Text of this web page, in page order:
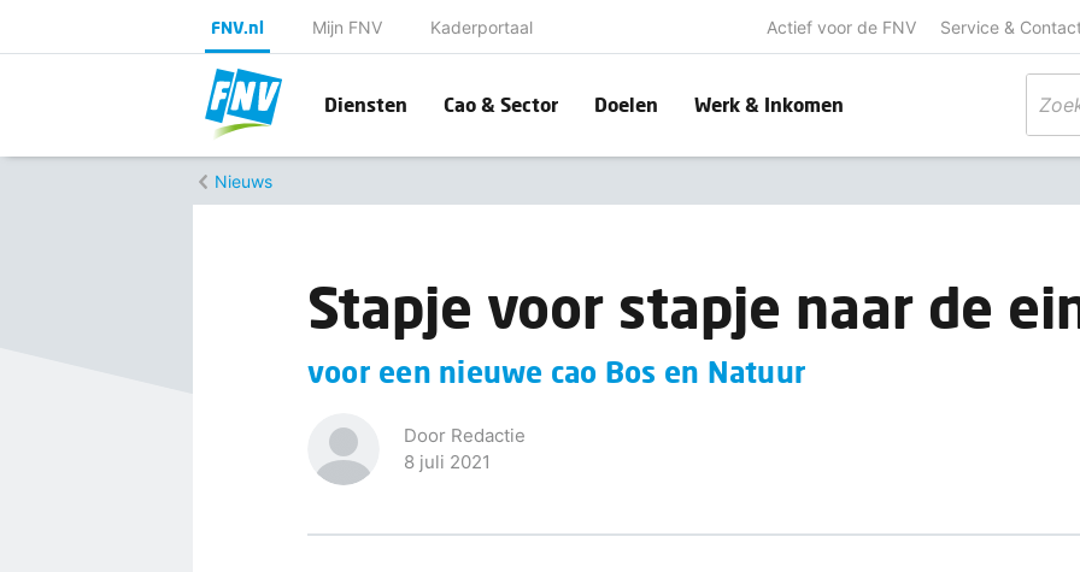
FNV.nl Mijn FNV Kaderportaal Actief voor de FNV Service &
Diensten Cao & Sector Doelen Werk & Inkomen
Nieuws
Stapje voor stapje naar de
voor een nieuwe cao Bos en Natuur
Door Redactie
8 juli 2021